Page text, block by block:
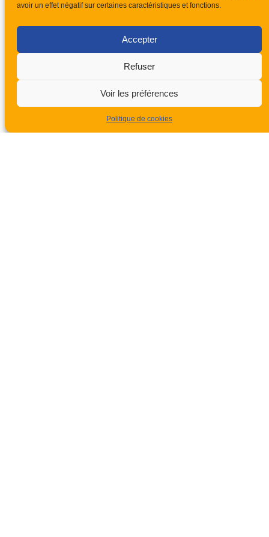
avoir un effet négatif sur certaines caractéristiques et fonctions.
Accepter
Refuser
Voir les préférences
Politique de cookies